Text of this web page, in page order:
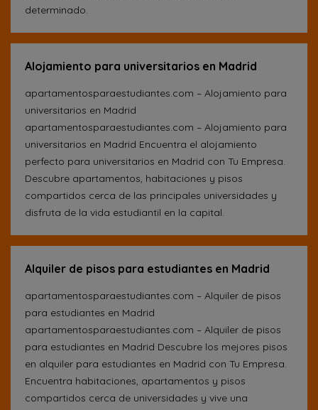
determinado.
Alojamiento para universitarios en Madrid
apartamentosparaestudiantes.com – Alojamiento para
universitarios en Madrid
apartamentosparaestudiantes.com – Alojamiento para
universitarios en Madrid Encuentra el alojamiento
perfecto para universitarios en Madrid con Tu Empresa.
Descubre apartamentos, habitaciones y pisos
compartidos cerca de las principales universidades y
disfruta de la vida estudiantil en la capital.
Alquiler de pisos para estudiantes en Madrid
apartamentosparaestudiantes.com – Alquiler de pisos
para estudiantes en Madrid
apartamentosparaestudiantes.com – Alquiler de pisos
para estudiantes en Madrid Descubre los mejores pisos
en alquiler para estudiantes en Madrid con Tu Empresa.
Encuentra habitaciones, apartamentos y pisos
compartidos cerca de universidades y vive una